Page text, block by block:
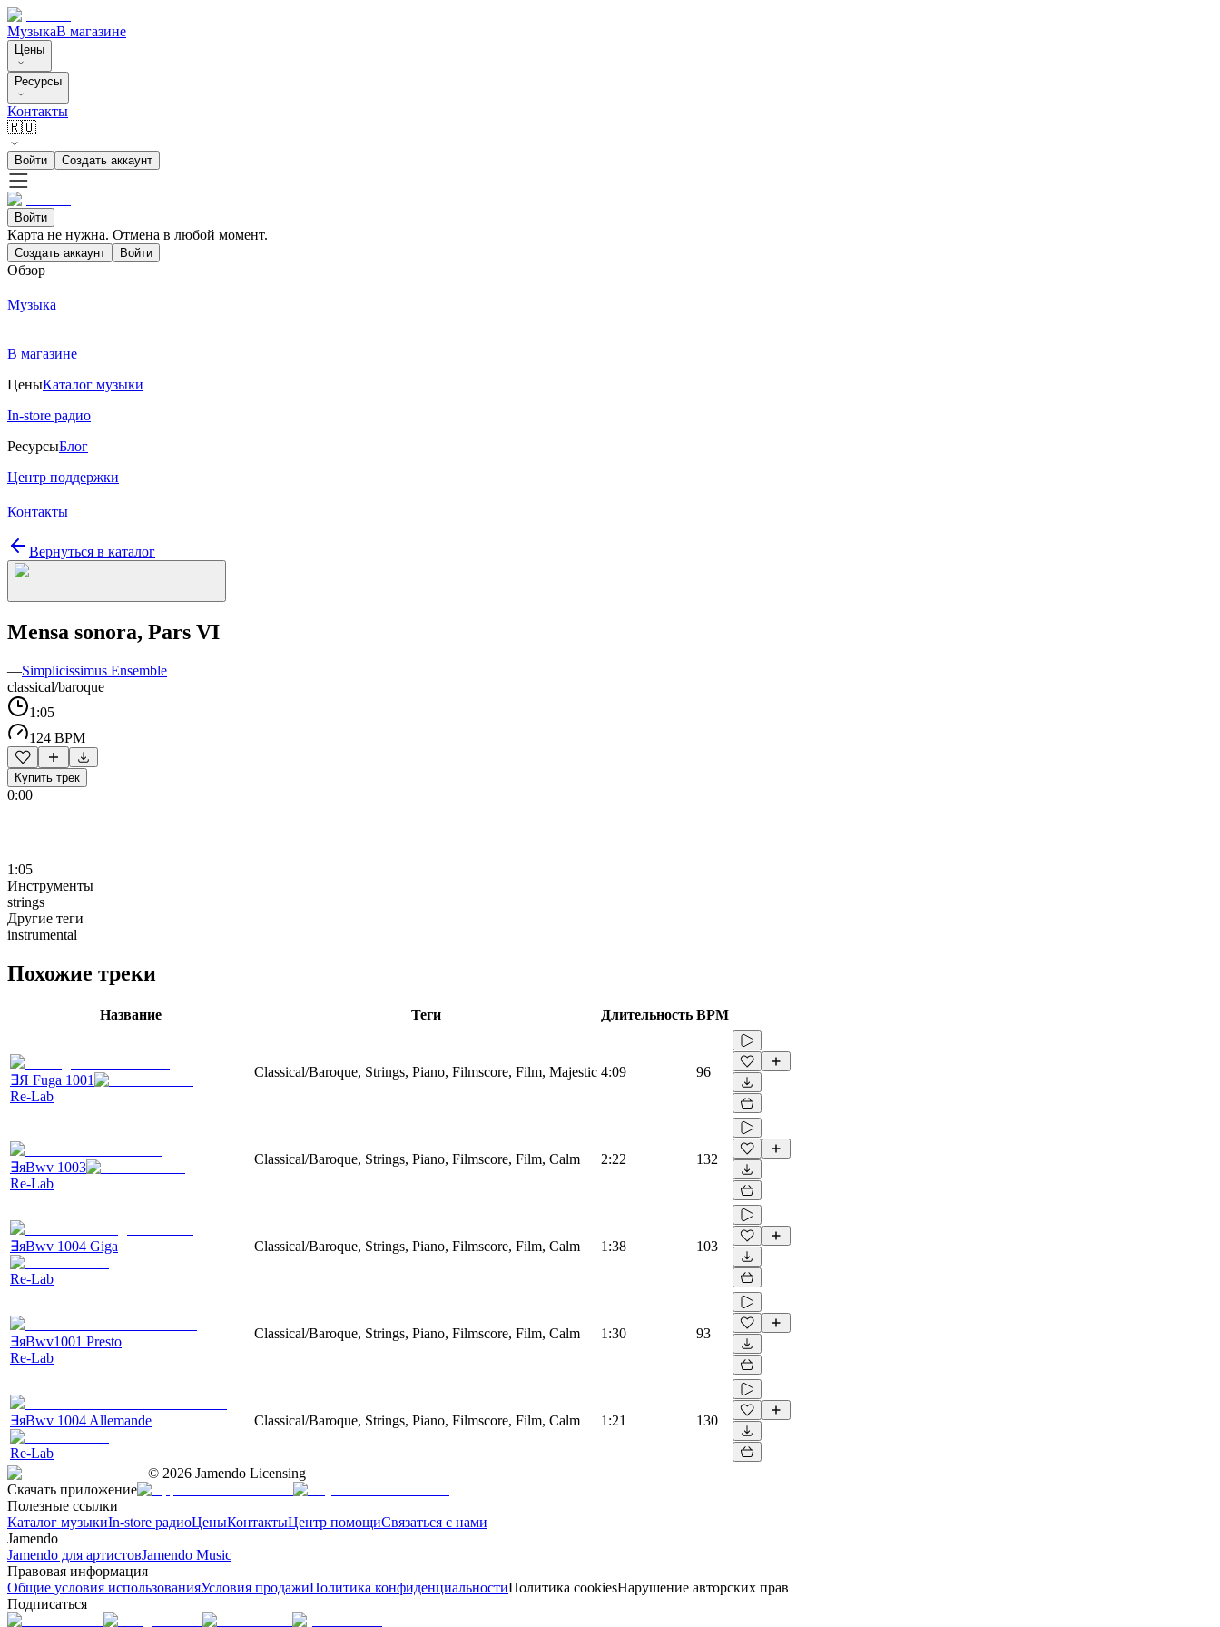
МузыкаВ магазине
Цены
Ресурсы
Контакты
🇷🇺
Войти Создать аккаунт
Войти
Карта не нужна. Отмена в любой момент.
Создать аккаунт Войти
Обзор
Музыка
В магазине
ЦеныКаталог музыки
In-store радио
РесурсыБлог
Центр поддержки
Контакты
Вернуться в каталог
Mensa sonora, Pars VI
—Simplicissimus Ensemble
classical/baroque
1:05
124 BPM
Купить трек
0:00
1:05
Инструменты
strings
Другие теги
instrumental
Похожие треки
Название Теги Длительность BPM
∃Я Fuga 1001
Re-Lab
Classical/Baroque, Strings, Piano, Filmscore, Film, Majestic 4:09 96
∃яBwv 1003
Re-Lab
Classical/Baroque, Strings, Piano, Filmscore, Film, Calm 2:22 132
∃яBwv 1004 Giga
Re-Lab
Classical/Baroque, Strings, Piano, Filmscore, Film, Calm 1:38 103
∃яBwv1001 Presto
Re-Lab
Classical/Baroque, Strings, Piano, Filmscore, Film, Calm 1:30 93
∃яBwv 1004 Allemande
Re-Lab
Classical/Baroque, Strings, Piano, Filmscore, Film, Calm 1:21 130
© 2026 Jamendo Licensing
Скачать приложение
Полезные ссылки
Каталог музыкиIn-store радиоЦеныКонтактыЦентр помощиСвязаться с нами
Jamendo
Jamendo для артистовJamendo Music
Правовая информация
Общие условия использованияУсловия продажиПолитика конфиденциальностиПолитика cookiesНарушение авторских прав
Подписаться